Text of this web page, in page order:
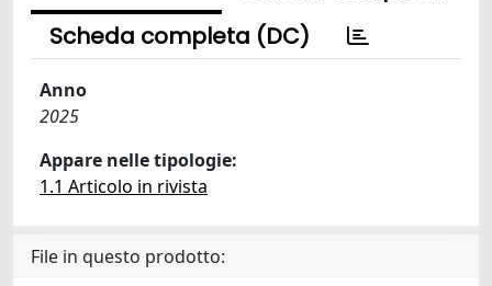
Scheda completa (DC)
Anno
2025
Appare nelle tipologie:
1.1 Articolo in rivista
File in questo prodotto: